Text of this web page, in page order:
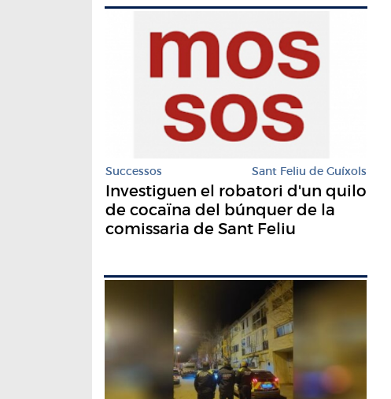
Successos Sant Feliu de Guíxols
Investiguen el robatori d'un quilo
de cocaïna del búnquer de la
comissaria de Sant Feliu